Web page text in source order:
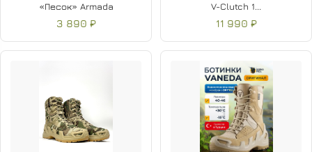
«Песок» Armada
3 890 ₽
V-Clutch 1...
11 990 ₽